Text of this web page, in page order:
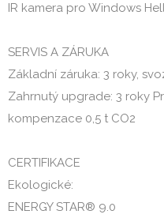
IR kamera pro Windows
SERVIS A ZÁRUKA
Základní záruka: 3 roky,
Zahrnutý upgrade: 3 roky
kompenzace 0,5 t CO2
CERTIFIKACE
Ekologické:
ENERGY STAR® 9.0